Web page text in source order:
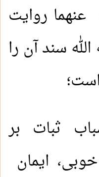
روایت
سند آن را
ثبات بر
ایمان